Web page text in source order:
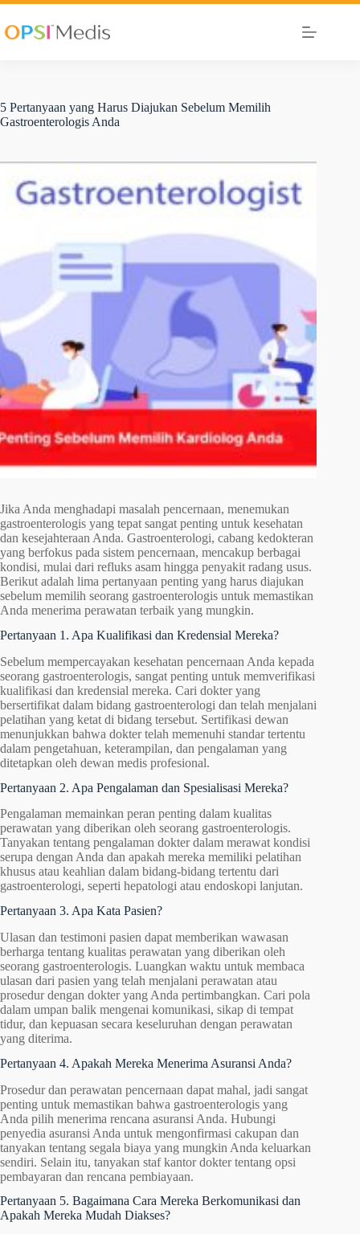
5 Pertanyaan yang Harus Diajukan Sebelum Memilih
Gastroenterologis Anda
Jika Anda menghadapi masalah pencernaan, menemukan
gastroenterologis yang tepat sangat penting untuk kesehatan
dan kesejahteraan Anda. Gastroenterologi, cabang kedokteran
yang berfokus pada sistem pencernaan, mencakup berbagai
kondisi, mulai dari refluks asam hingga penyakit radang usus.
Berikut adalah lima pertanyaan penting yang harus diajukan
sebelum memilih seorang gastroenterologis untuk memastikan
Anda menerima perawatan terbaik yang mungkin.
Pertanyaan 1. Apa Kualifikasi dan Kredensial Mereka?
Sebelum mempercayakan kesehatan pencernaan Anda kepada
seorang gastroenterologis, sangat penting untuk memverifikasi
kualifikasi dan kredensial mereka. Cari dokter yang
bersertifikat dalam bidang gastroenterologi dan telah menjalani
pelatihan yang ketat di bidang tersebut. Sertifikasi dewan
menunjukkan bahwa dokter telah memenuhi standar tertentu
dalam pengetahuan, keterampilan, dan pengalaman yang
ditetapkan oleh dewan medis profesional.
Pertanyaan 2. Apa Pengalaman dan Spesialisasi Mereka?
Pengalaman memainkan peran penting dalam kualitas
perawatan yang diberikan oleh seorang gastroenterologis.
Tanyakan tentang pengalaman dokter dalam merawat kondisi
serupa dengan Anda dan apakah mereka memiliki pelatihan
khusus atau keahlian dalam bidang-bidang tertentu dari
gastroenterologi, seperti hepatologi atau endoskopi lanjutan.
Pertanyaan 3. Apa Kata Pasien?
Ulasan dan testimoni pasien dapat memberikan wawasan
berharga tentang kualitas perawatan yang diberikan oleh
seorang gastroenterologis. Luangkan waktu untuk membaca
ulasan dari pasien yang telah menjalani perawatan atau
prosedur dengan dokter yang Anda pertimbangkan. Cari pola
dalam umpan balik mengenai komunikasi, sikap di tempat
tidur, dan kepuasan secara keseluruhan dengan perawatan
yang diterima.
Pertanyaan 4. Apakah Mereka Menerima Asuransi Anda?
Prosedur dan perawatan pencernaan dapat mahal, jadi sangat
penting untuk memastikan bahwa gastroenterologis yang
Anda pilih menerima rencana asuransi Anda. Hubungi
penyedia asuransi Anda untuk mengonfirmasi cakupan dan
tanyakan tentang segala biaya yang mungkin Anda keluarkan
sendiri. Selain itu, tanyakan staf kantor dokter tentang opsi
pembayaran dan rencana pembiayaan.
Pertanyaan 5. Bagaimana Cara Mereka Berkomunikasi dan
Apakah Mereka Mudah Diakses?